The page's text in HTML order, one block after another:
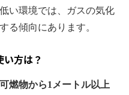
い環境では、ガスの気化
る傾向にあります。
方は？
燃物から1メートル以上